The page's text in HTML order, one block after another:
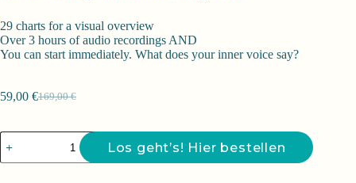
29 charts for a visual overview
Over 3 hours of audio recordings AND
You can start immediately. What does your inner voice say?
169,00€
Ursprünglicher
war:
169,00 €
59,00 €Aktueller
ist:
59,00 €.
2027
The
Los geht’s! Hier bestellen